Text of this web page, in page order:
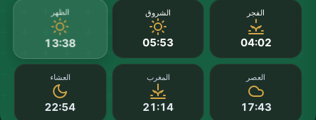
الفجر
04:02
الشروق
05:53
الظهر
13:38
العصر
17:43
المغرب
21:14
العشاء
22:54